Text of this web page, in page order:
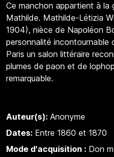
Ce manchon appartient à la
Mathilde. Mathilde-Létizia
1904), nièce de Napoléon
personnalité incontournable
Paris un salon littéraire
plumes de paon et de
remarquable.
Auteur(s): Anonyme
Dates: Entre 1860 et 1870
Mode d'acquisition : Don